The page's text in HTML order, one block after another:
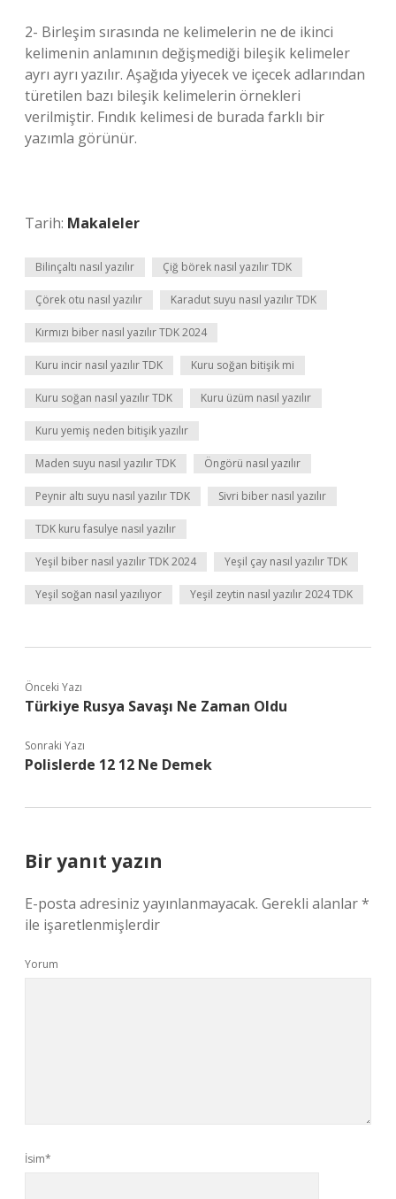
2- Birleşim sırasında ne kelimelerin ne de ikinci
kelimenin anlamının değişmediği bileşik kelimeler
ayrı ayrı yazılır. Aşağıda yiyecek ve içecek adlarından
türetilen bazı bileşik kelimelerin örnekleri
verilmiştir. Fındık kelimesi de burada farklı bir
yazımla görünür.
Tarih: Makaleler
Bilinçaltı nasıl yazılır Çiğ börek nasıl yazılır TDK
Çörek otu nasıl yazılır Karadut suyu nasıl yazılır TDK
Kırmızı biber nasıl yazılır TDK 2024
Kuru incir nasıl yazılır TDK Kuru soğan bitişik mi
Kuru soğan nasıl yazılır TDK Kuru üzüm nasıl yazılır
Kuru yemiş neden bitişik yazılır
Maden suyu nasıl yazılır TDK Öngörü nasıl yazılır
Peynir altı suyu nasıl yazılır TDK Sivri biber nasıl yazılır
TDK kuru fasulye nasıl yazılır
Yeşil biber nasıl yazılır TDK 2024 Yeşil çay nasıl yazılır TDK
Yeşil soğan nasıl yazılıyor Yeşil zeytin nasıl yazılır 2024 TDK
Önceki Yazı
Türkiye Rusya Savaşı Ne Zaman Oldu
Sonraki Yazı
Polislerde 12 12 Ne Demek
Bir yanıt yazın
E-posta adresiniz yayınlanmayacak. Gerekli alanlar*
ile işaretlenmişlerdir
Yorum
İsim*